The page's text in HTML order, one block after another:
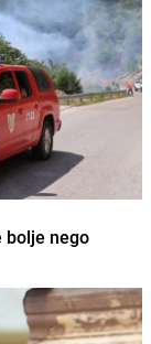
bolje nego